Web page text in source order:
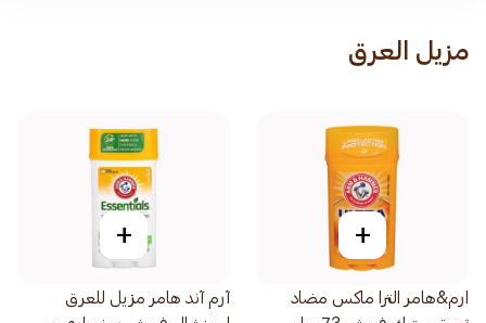
مزيل العرق
+
ارم&هامر الترا ماكس مضاد
+
آرم آند هامر مزيل للعرق